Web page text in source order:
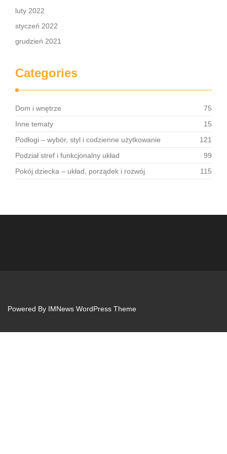
luty 2022
styczeń 2022
grudzień 2021
Categories
Dom i wnętrze
75
Inne tematy
15
Podłogi – wybór, styl i codzienne użytkowanie
121
Podział stref i funkcjonalny układ
99
Pokój dziecka – układ, porządek i rozwój
115
Powered By IMNews WordPress Theme